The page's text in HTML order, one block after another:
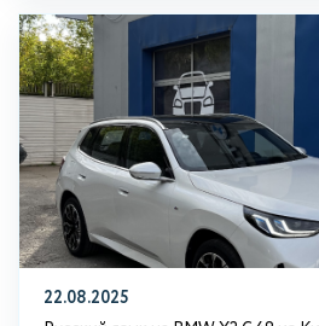
22.08.2025